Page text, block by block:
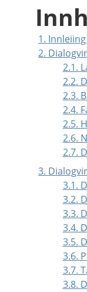
1.
2.
2.1.
2.2.
2.3.
2.4.
2.5.
2.6.
2.7.
3.
3.1.
3.2.
3.3.
3.4.
3.5.
3.6.
3.7.
3.8.